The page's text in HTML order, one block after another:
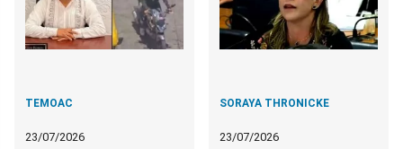
TEMOAC
23/07/2026
SORAYA THRONICKE
23/07/2026